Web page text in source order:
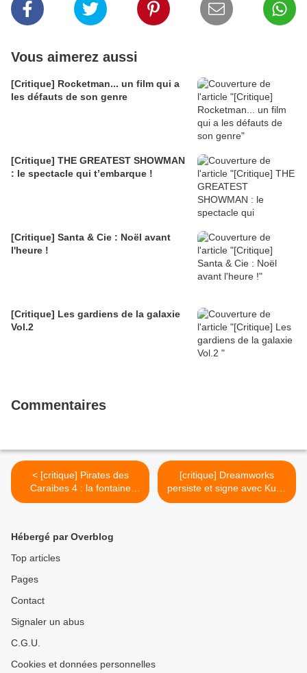
Vous aimerez aussi
[Critique] Rocketman... un film qui a
les défauts de son genre
[Critique] THE GREATEST SHOWMAN
: le spectacle qui t’embarque !
[Critique] Santa & Cie : Noël avant
l'heure !
[Critique] Les gardiens de la galaxie
Vol.2
Commentaires
< [critique] Pirates des
Caraibes 4 : la fontaine
s'assècherait-elle ?
[critique] Dreamworks
persiste et signe avec Kung
Fu Panda 2 ! >
Hébergé par Overblog
Top articles
Pages
Contact
Signaler un abus
C.G.U.
Cookies et données personnelles